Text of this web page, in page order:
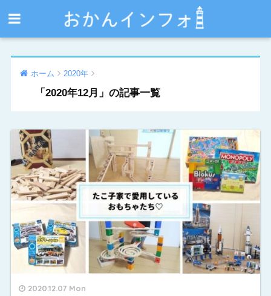
ホーム 2020年
「2020年12月」の記事一覧
2020.12.07 Mon